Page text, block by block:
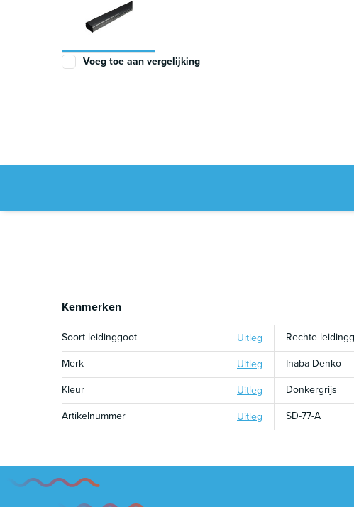
Voeg toe aan vergelijking
Kenmerken
Soort leidinggoot Uitleg
Rechte
Merk
Uitleg
Inaba Denko
Kleur
Uitleg
Donkergrijs
Artikelnummer
Uitleg SD-77-A